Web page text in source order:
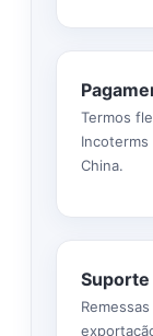
Termos
Incoterms
China.